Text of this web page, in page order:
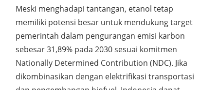
Meski menghadapi tantangan, etanol tetap
memiliki potensi besar untuk mendukung target
pemerintah dalam pengurangan emisi karbon
sebesar 31,89% pada 2030sesuai komitmen
Nationally Determined Contribution (NDC). Jika
dikombinasikan dengan elektrifikasi transportasi